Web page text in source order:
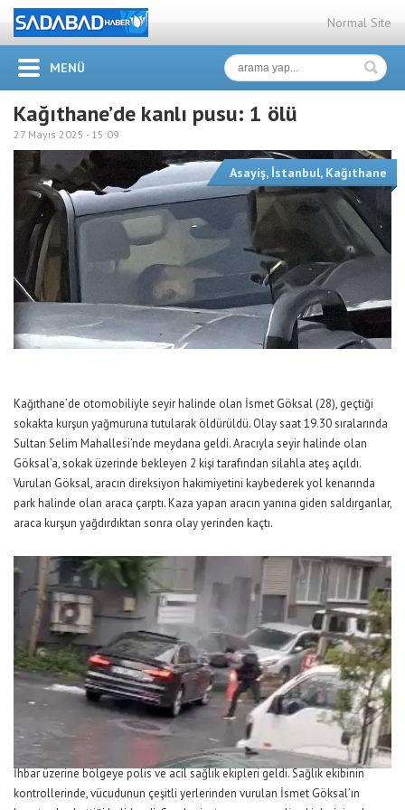
Normal Site
MENÜ
Kağıthane’de kanlı pusu: 1 ölü
27 Mayıs 2025 - 15:09
Asayiş, İstanbul, Kağıthane
Kağıthane’de otomobiliyle seyir halinde olan İsmet Göksal (28), geçtiği
sokakta kurşun yağmuruna tutularak öldürüldü. Olay saat 19.30 sıralarında
Sultan Selim Mahallesi’nde meydana geldi. Aracıyla seyir halinde olan
Göksal’a, sokak üzerinde bekleyen 2 kişi tarafından silahla ateş açıldı.
Vurulan Göksal, aracın direksiyon hakimiyetini kaybederek yol kenarında
park halinde olan araca çarptı. Kaza yapan aracın yanına giden saldırganlar,
araca kurşun yağdırdıktan sonra olay yerinden kaçtı.
İhbar üzerine bölgeye polis ve acil sağlık ekipleri geldi. Sağlık ekibinin
kontrollerinde, vücudunun çeşitli yerlerinden vurulan İsmet Göksal’ın